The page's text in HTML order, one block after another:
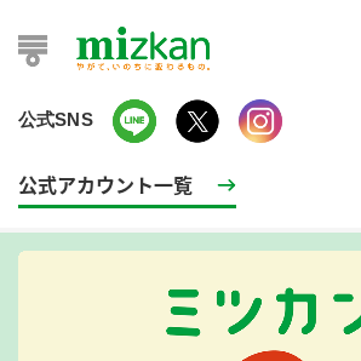
公式SNS
公式アカウント一覧